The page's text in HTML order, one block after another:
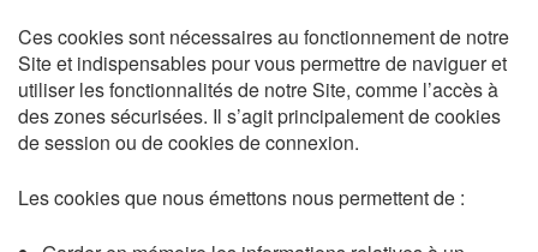
Ces cookies sont nécessaires au fonctionnement de notre
Site et indispensables pour vous permettre de naviguer et
utiliser les fonctionnalités de notre Site, comme l’accès à
des zones sécurisées. Il s’agit principalement de cookies
de session ou de cookies de connexion.
Les cookies que nous émettons nous permettent de :